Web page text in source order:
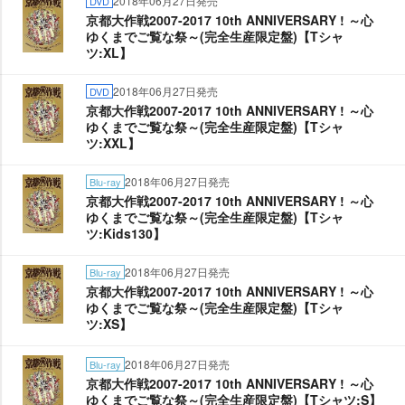
京都大作戦2007-2017 10th ANNIVERSARY ! ～心
ゆくまでご覧な祭～(完全生産限定盤)【Tシャ
ツ:XL】
DVD 2018年06月27日発売
京都大作戦2007-2017 10th ANNIVERSARY ! ～心
ゆくまでご覧な祭～(完全生産限定盤)【Tシャ
ツ:XXL】
Blu-ray 2018年06月27日発売
京都大作戦2007-2017 10th ANNIVERSARY ! ～心
ゆくまでご覧な祭～(完全生産限定盤)【Tシャ
ツ:Kids130】
Blu-ray 2018年06月27日発売
京都大作戦2007-2017 10th ANNIVERSARY ! ～心
ゆくまでご覧な祭～(完全生産限定盤)【Tシャ
ツ:XS】
Blu-ray 2018年06月27日発売
京都大作戦2007-2017 10th ANNIVERSARY ! ～心
ゆくまでご覧な祭～(完全生産限定盤)【Tシャツ:S】